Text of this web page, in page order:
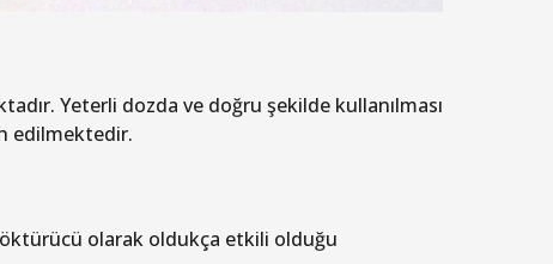
Yeterli dozda ve doğru şekilde kullanılması
edilmektedir.
olarak oldukça etkili olduğu